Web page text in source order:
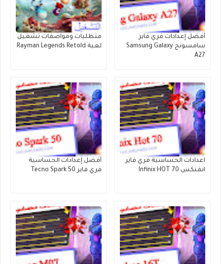
أفضل إعدادات فري فاير
سامسونج Samsung Galaxy
A27
متطلبات ومواصفات تشغيل
لعبة Rayman Legends Retold
اعدادات الحساسية فري فاير
انفنكس Infinix HOT 70
أفضل إعدادات الحساسية
فري فاير Tecno Spark 50